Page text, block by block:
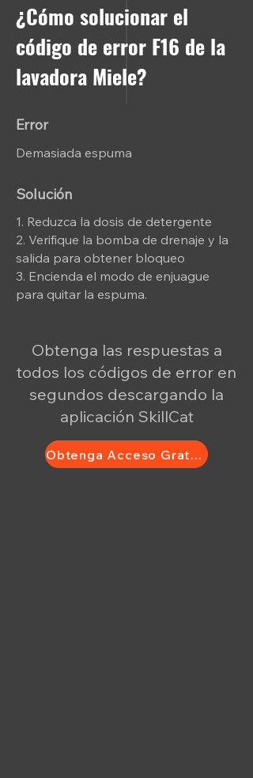
¿Cómo solucionar el
código de error F16 de la
lavadora Miele?
Error
Demasiada espuma
Solución
1. Reduzca la dosis de detergente
2. Verifique la bomba de drenaje y la
salida para obtener bloqueo
3. Encienda el modo de enjuague
para quitar la espuma.
Obtenga las respuestas a
todos los códigos de error en
segundos descargando la
aplicación SkillCat
Obtenga Acceso Gratuito